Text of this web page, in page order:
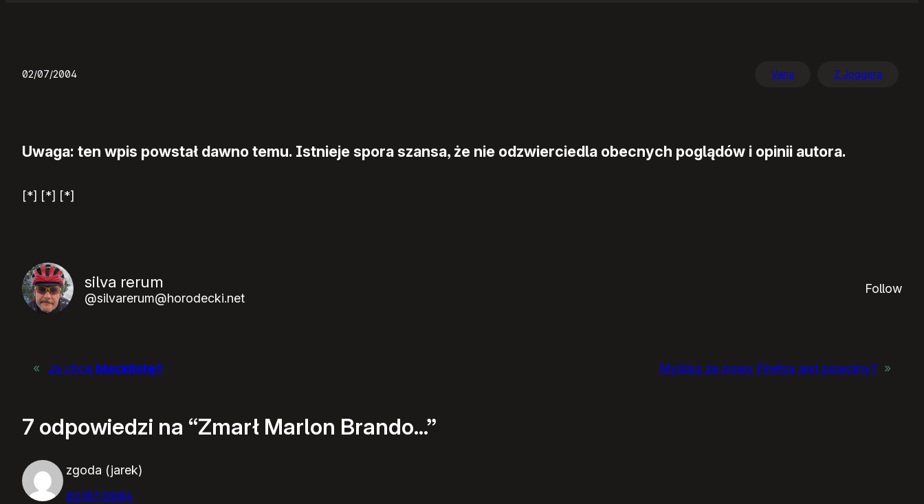
02/07/2004 Varia Z Joggera
Uwaga: ten wpis powstał dawno temu. Istnieje spora szansa, że nie odzwierciedla obecnych poglądów i opinii autora.
[*] [*] [*]
silva rerum
@silvarerum@horodecki.net
Follow
« Ja chcę blacklistę!!! Myślisz że nowy Firefox jest powolny? »
7 odpowiedzi na “Zmarł Marlon Brando…”
zgoda (jarek)
02/07/2004